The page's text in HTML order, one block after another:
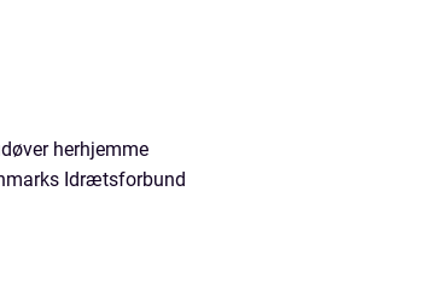
herhjemme
Idrætsforbund